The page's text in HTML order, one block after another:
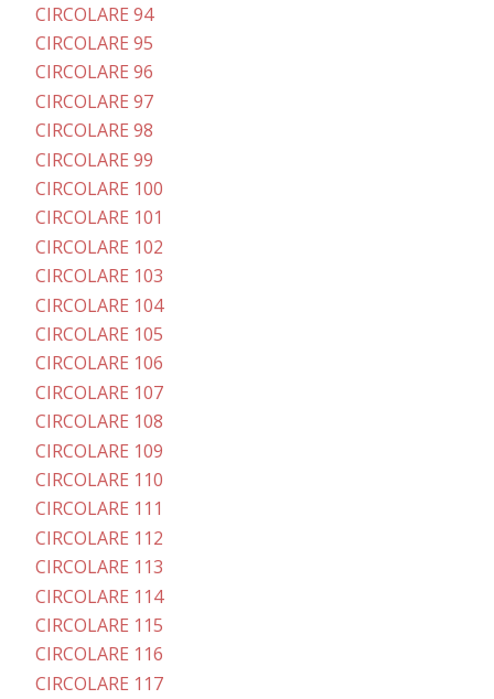
CIRCOLARE 94
CIRCOLARE 95
CIRCOLARE 96
CIRCOLARE 97
CIRCOLARE 98
CIRCOLARE 99
CIRCOLARE 100
CIRCOLARE 101
CIRCOLARE 102
CIRCOLARE 103
CIRCOLARE 104
CIRCOLARE 105
CIRCOLARE 106
CIRCOLARE 107
CIRCOLARE 108
CIRCOLARE 109
CIRCOLARE 110
CIRCOLARE 111
CIRCOLARE 112
CIRCOLARE 113
CIRCOLARE 114
CIRCOLARE 115
CIRCOLARE 116
CIRCOLARE 117